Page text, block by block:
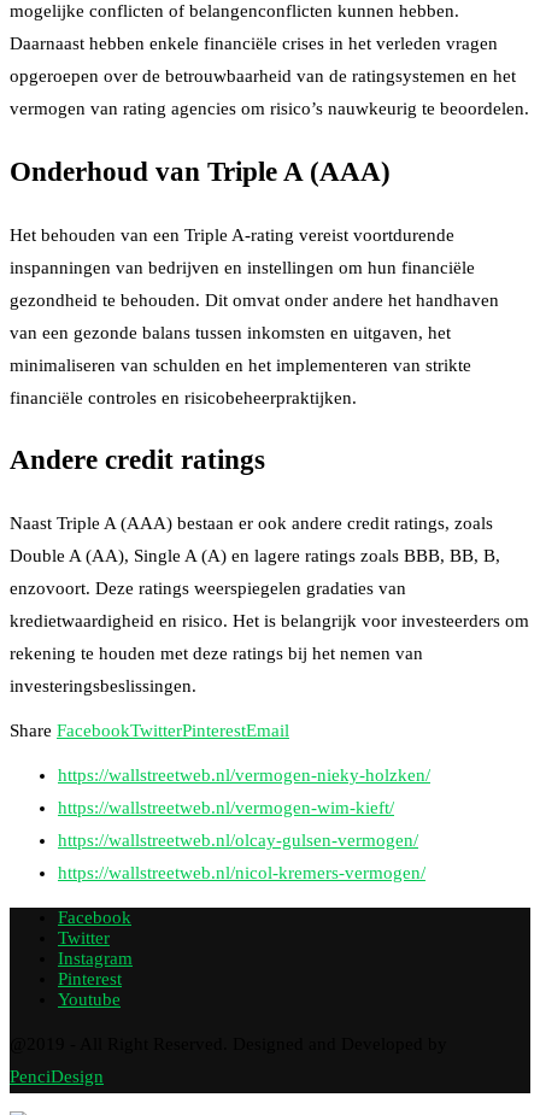
mogelijke conflicten of belangenconflicten kunnen hebben.
Daarnaast hebben enkele financiële crises in het verleden vragen
opgeroepen over de betrouwbaarheid van de ratingsystemen en het
vermogen van rating agencies om risico’s nauwkeurig te beoordelen.
Onderhoud van Triple A (AAA)
Het behouden van een Triple A-rating vereist voortdurende
inspanningen van bedrijven en instellingen om hun financiële
gezondheid te behouden. Dit omvat onder andere het handhaven
van een gezonde balans tussen inkomsten en uitgaven, het
minimaliseren van schulden en het implementeren van strikte
financiële controles en risicobeheerpraktijken.
Andere credit ratings
Naast Triple A (AAA) bestaan er ook andere credit ratings, zoals
Double A (AA), Single A (A) en lagere ratings zoals BBB, BB, B,
enzovoort. Deze ratings weerspiegelen gradaties van
kredietwaardigheid en risico. Het is belangrijk voor investeerders om
rekening te houden met deze ratings bij het nemen van
investeringsbeslissingen.
Share FacebookTwitterPinterestEmail
https://wallstreetweb.nl/vermogen-nieky-holzken/
https://wallstreetweb.nl/vermogen-wim-kieft/
https://wallstreetweb.nl/olcay-gulsen-vermogen/
https://wallstreetweb.nl/nicol-kremers-vermogen/
Facebook
Twitter
Instagram
Pinterest
Youtube
PenciDesign